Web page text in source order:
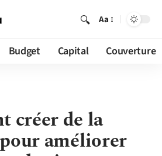
Aa
Budget Capital Couverture
créer de la
améliorer